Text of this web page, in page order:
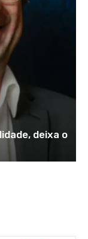
deixa o